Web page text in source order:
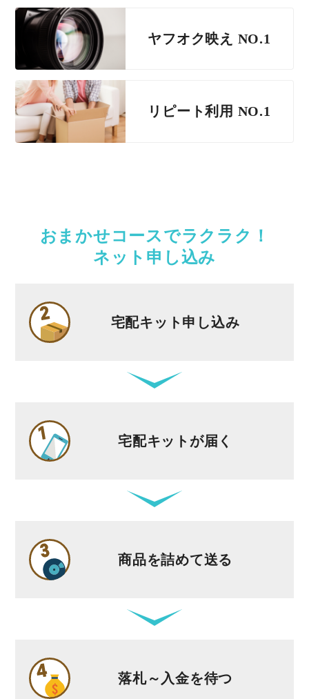
ヤフオク映え NO.1
リピート利用 NO.1
おまかせコースでラクラク！
ネット申し込み
宅配キット申し込み
宅配キットが届く
商品を詰めて送る
落札～入金を待つ